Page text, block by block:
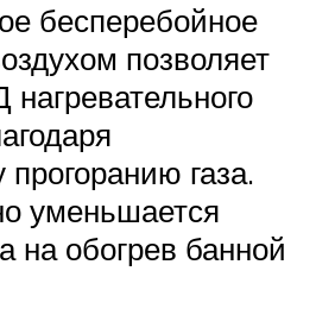
бесперебойное
позволяет
газа.
уменьшается
на обогрев банной